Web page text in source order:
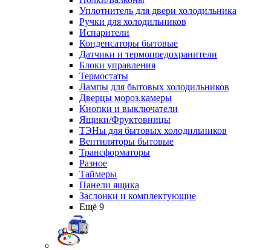
Уплотнитель для двери холодильника
Ручки для холодильников
Испарители
Конденсаторы бытовые
Датчики и термопредохранители
Блоки управления
Термостаты
Лампы для бытовых холодильников
Дверцы мороз.камеры
Кнопки и выключатели
Ящики/Фруктовницы
ТЭНы для бытовых холодильников
Вентиляторы бытовые
Трансформаторы
Разное
Таймеры
Панели ящика
Заслонки и комплектующие
Ещё 9